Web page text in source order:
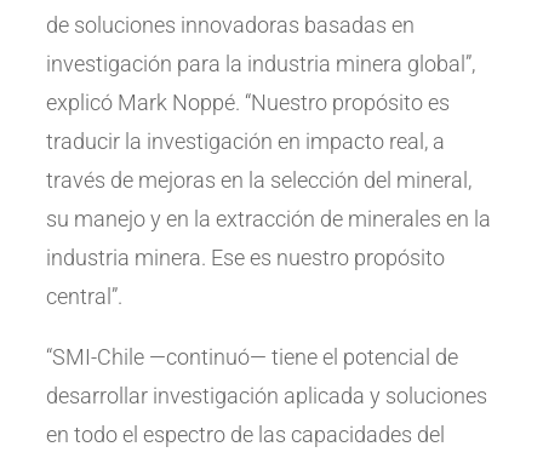
de soluciones innovadoras basadas en
investigación para la industria minera global”,
explicó Mark Noppé. “Nuestro propósito es
traducir la investigación en impacto real, a
través de mejoras en la selección del mineral,
su manejo y en la extracción de minerales en la
industria minera. Ese es nuestro propósito
central”.
“SMI-Chile —continuó— tiene el potencial de
desarrollar investigación aplicada y soluciones
en todo el espectro de las capacidades del